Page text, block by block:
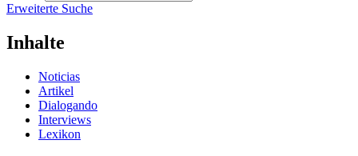
Erweiterte Suche
Inhalte
Noticias
Artikel
Dialogando
Interviews
Lexikon